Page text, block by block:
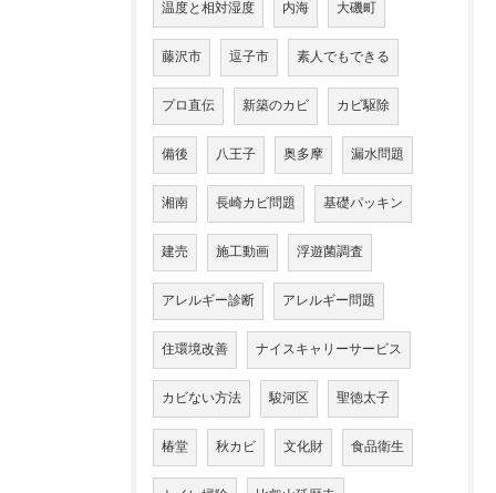
温度と相対湿度 内海 大磯町
藤沢市 逗子市 素人でもできる
プロ直伝 新築のカビ カビ駆除
備後 八王子 奥多摩 漏水問題
湘南 長崎カビ問題 基礎パッキン
建売 施工動画 浮遊菌調査
アレルギー診断 アレルギー問題
住環境改善 ナイスキャリーサービス
カビない方法 駿河区 聖徳太子
椿堂 秋カビ 文化財 食品衛生